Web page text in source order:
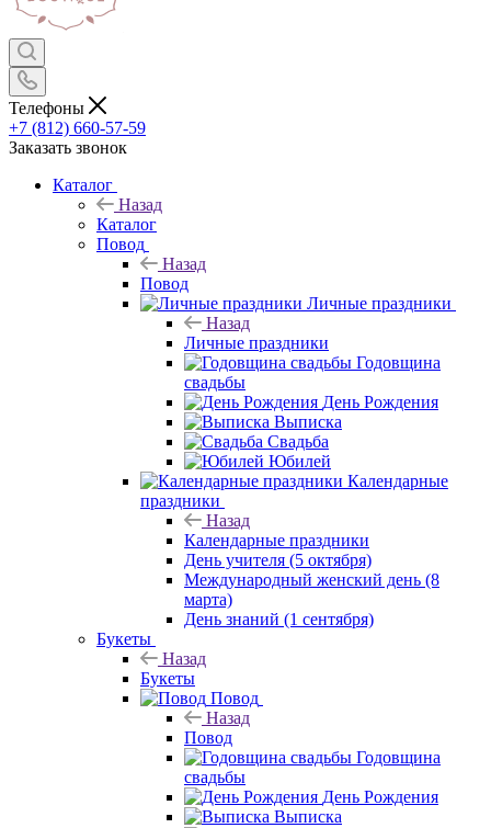
Телефоны
+7 (812) 660-57-59
Заказать звонок
Каталог
Назад
Каталог
Повод
Назад
Повод
Личные праздники
Назад
Личные праздники
Годовщина
свадьбы
День Рождения
Выписка
Свадьба
Юбилей
Календарные
праздники
Назад
Календарные праздники
День учителя (5 октября)
Международный женский день (8
марта)
День знаний (1 сентября)
Букеты
Назад
Букеты
Повод
Назад
Повод
Годовщина
свадьбы
День Рождения
Выписка